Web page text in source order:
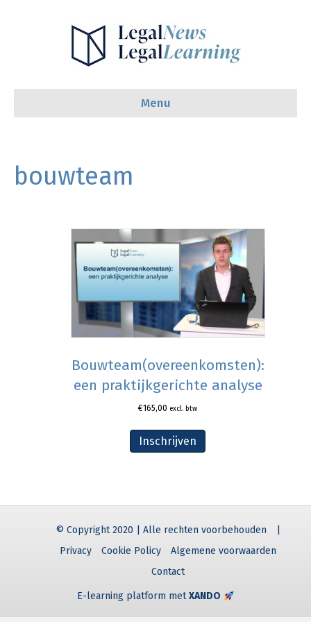
Menu
bouwteam
Bouwteam(overeenkomsten):
een praktijkgerichte analyse
€165,00 excl. btw
Inschrijven
© Copyright 2020 | Alle rechten voorbehouden
Privacy
Cookie Policy
Algemene voorwaarden
Contact
E-learning platform metXANDO